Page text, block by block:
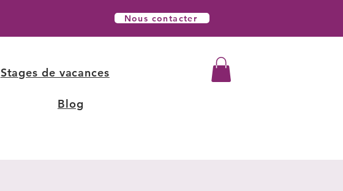
Nous contacter
Stages de vacances
Blog